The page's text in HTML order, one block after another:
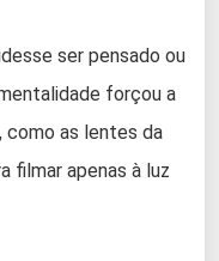
ser pensado ou
forçou a
como as lentes da
filmar apenas à luz